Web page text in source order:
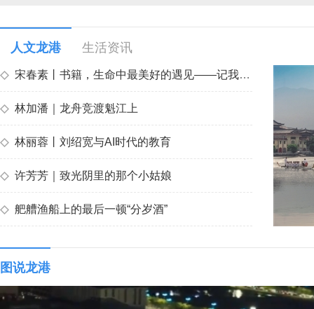
人文龙港 生活资讯
◇ 宋春素丨书籍，生命中最美好的遇见——记我的《二十二岁读初一》
◇ 林加潘｜龙舟竞渡魁江上
◇ 林丽蓉丨刘绍宽与AI时代的教育
◇ 许芳芳｜致光阴里的那个小姑娘
◇ 舥艚渔船上的最后一顿“分岁酒”
图说龙港